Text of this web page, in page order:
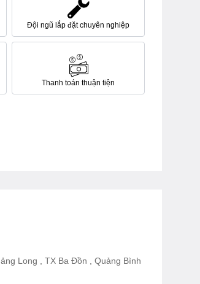
Đội ngũ lắp đặt chuyên nghiệp
Thanh toán thuận tiện
Long , TX Ba Đồn , Quảng Bình